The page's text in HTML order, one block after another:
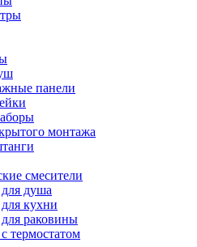
панели
монтажа
смесители
душа
кухни
раковины
термостатом